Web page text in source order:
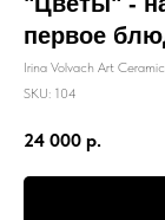
первое
Irina Volvach Art
SKU: 104
24 000 р.